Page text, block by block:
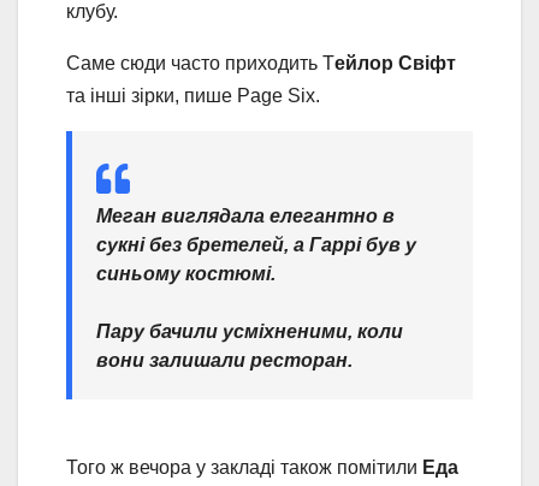
клубу.
Саме сюди часто приходить Тейлор Свіфт
та інші зірки, пише Page Six.
Меган виглядала елегантно в
сукні без бретелей, а Гаррі був у
синьому костюмі.
Пару бачили усміхненими, коли
вони залишали ресторан.
Того ж вечора у закладі також помітили Еда